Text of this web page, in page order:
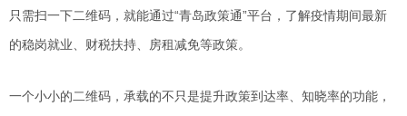
只需扫一下二维码，就能通过“青岛政策通”平台，了解疫情期间最新
的稳岗就业、财税扶持、房租减免等政策。
一个小小的二维码，承载的不只是提升政策到达率、知晓率的功能，